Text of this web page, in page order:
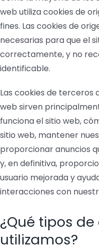
web utiliza cookies de
fines. Las cookies de
necesarias para que el
correctamente, y no
identificable.
Las cookies de terceros
web sirven
funciona el sitio web,
sitio web, mantener
proporcionar anuncios
y, en definitiva,
usuario mejorada y
interacciones con
¿Qué tipos de
utilizamos?